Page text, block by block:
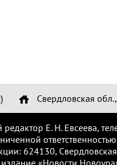
Свердловская
редактор Е. Н. Евсеева,
624130,